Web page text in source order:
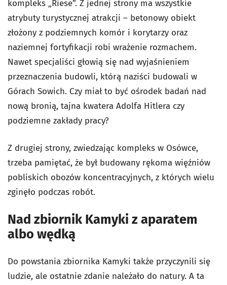
kompleks „Riese”. Z jednej strony ma wszystkie
atrybuty turystycznej atrakcji – betonowy obiekt
złożony z podziemnych komór i korytarzy oraz
naziemnej fortyfikacji robi wrażenie rozmachem.
Nawet specjaliści głowią się nad wyjaśnieniem
przeznaczenia budowli, którą naziści budowali w
Górach Sowich. Czy miał to być ośrodek badań nad
nową bronią, tajna kwatera Adolfa Hitlera czy
podziemne zakłady pracy?
Z drugiej strony, zwiedzając kompleks w Osówce,
trzeba pamiętać, że był budowany rękoma więźniów
pobliskich obozów koncentracyjnych, z których wielu
zginęło podczas robót.
Nad zbiornik Kamyki z aparatem
albo wędką
Do powstania zbiornika Kamyki także przyczynili się
ludzie, ale ostatnie zdanie należało do natury. A ta